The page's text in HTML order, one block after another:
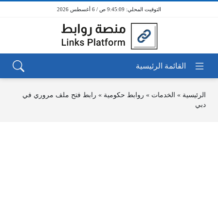
9:45:09 ص / 6 أغسطس 2026
الرئيسية » الخدمات » روابط حكومية » رابط فتح ملف مروري في
دبي